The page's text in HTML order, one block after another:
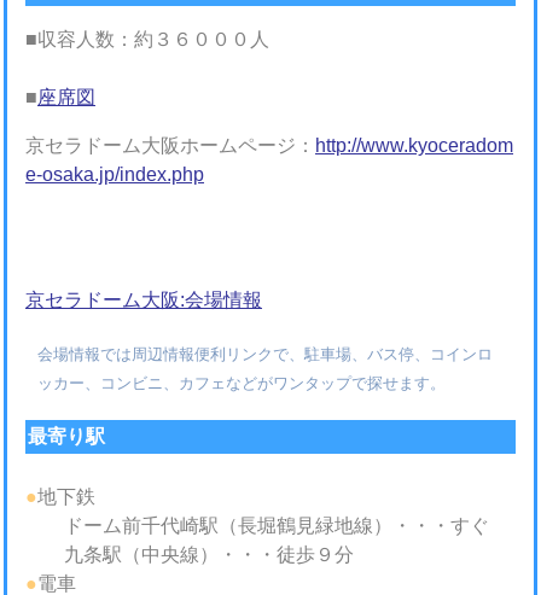
■収容人数：約３６０００人
■座席図
京セラドーム大阪ホームページ： http://www.kyoceradom
e-osaka.jp/index.php
京セラドーム大阪:会場情報
会場情報では周辺情報便利リンクで、駐車場、バス停、コインロ
ッカー、コンビニ、カフェなどがワンタップで探せます。
最寄り駅
●地下鉄
ドーム前千代崎駅（長堀鶴見緑地線）・・・すぐ
九条駅（中央線）・・・徒歩９分
●電車